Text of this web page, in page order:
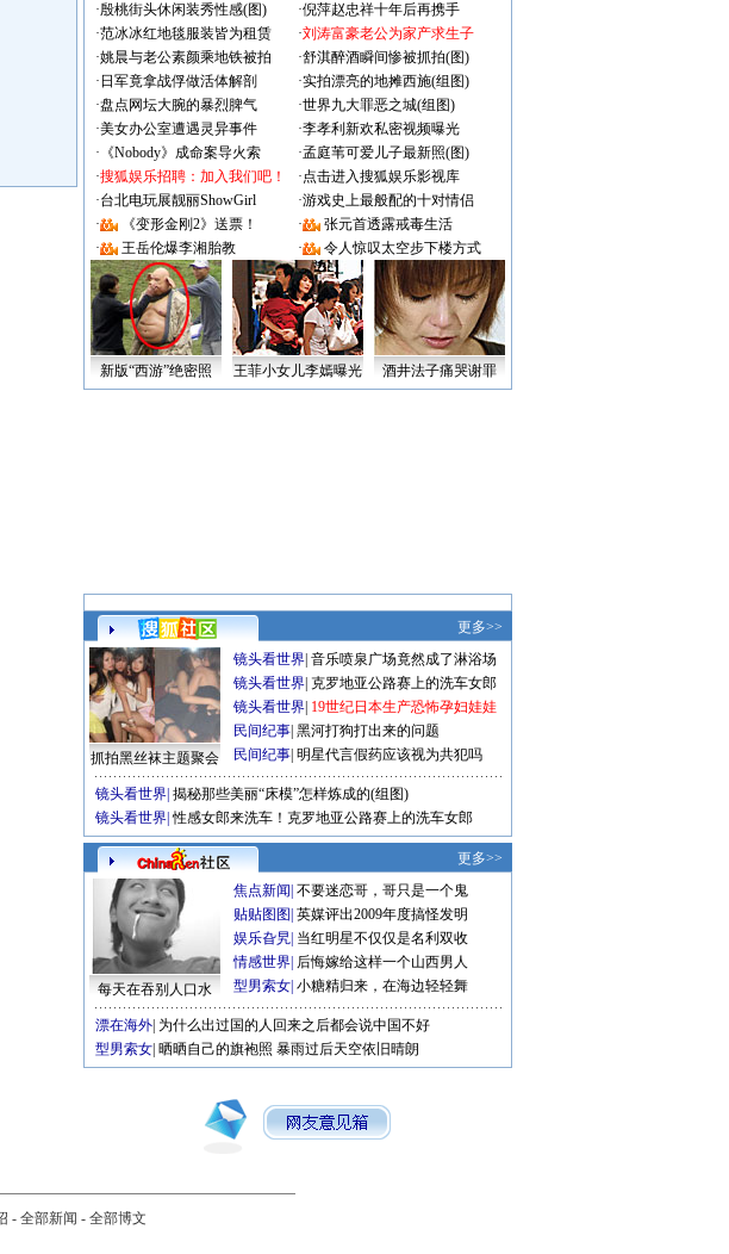
·殷桃街头休闲装秀性感(图) ·倪萍赵忠祥十年后再携手
·范冰冰红地毯服装皆为租赁 ·刘涛富豪老公为家产求生子
·姚晨与老公素颜乘地铁被拍 ·舒淇醉酒瞬间惨被抓拍(图)
· 日军竟拿战俘做活体解剖 ·实拍漂亮的地摊西施(组图)
·盘点网坛大腕的暴烈脾气 ·世界九大罪恶之城(组图)
·美女办公室遭遇灵异事件 ·李孝利新欢私密视频曝光
· 《Nobody》成命案导火索 ·孟庭苇可爱儿子最新照(图)
·搜狐娱乐招聘：加入我们吧！ ·点击进入搜狐娱乐影视库
·台北电玩展靓丽ShowGirl ·游戏史上最般配的十对情侣
·
《变形金刚2》送票！ ·
张元首透露戒毒生活
·
王岳伦爆李湘胎教 · 令人惊叹太空步下楼方式
新版“西游”绝密照 王菲小女儿李嫣曝光 酒井法子痛哭谢罪
更多>>
抓拍黑丝袜主题聚会
镜头看世界 音乐喷泉广场竟然成了淋浴场
镜头看世界 克罗地亚公路赛上的洗车女郎
镜头看世界 19世纪日本生产恐怖孕妇娃娃
民间纪事 黑河打狗打出来的问题
民间纪事 明星代言假药应该视为共犯吗
镜头看世界 揭秘那些美丽“床模”怎样炼成的(组图)
镜头看世界 性感女郎来洗车！克罗地亚公路赛上的洗车女郎
更多>>
每天在吞别人口水
焦点新闻 不要迷恋哥，哥只是一个鬼
贴贴图图 英媒评出2009年度搞怪发明
娱乐旮旯 当红明星不仅仅是名利双收
情感世界 后悔嫁给这样一个山西男人
型男索女 小糖精归来，在海边轻轻舞
漂在海外 为什么出过国的人回来之后都会说中国不好
型男索女 晒晒自己的旗袍照 暴雨过后天空依旧晴朗
- 全部新闻 - 全部博文